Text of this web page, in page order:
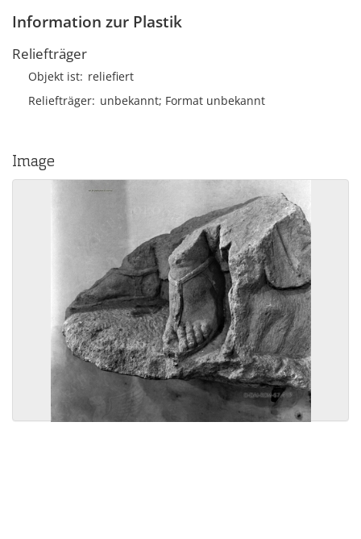
Information zur Plastik
Reliefträger
Objekt ist reliefiert
Reliefträger unbekannt; Format unbekannt
Image